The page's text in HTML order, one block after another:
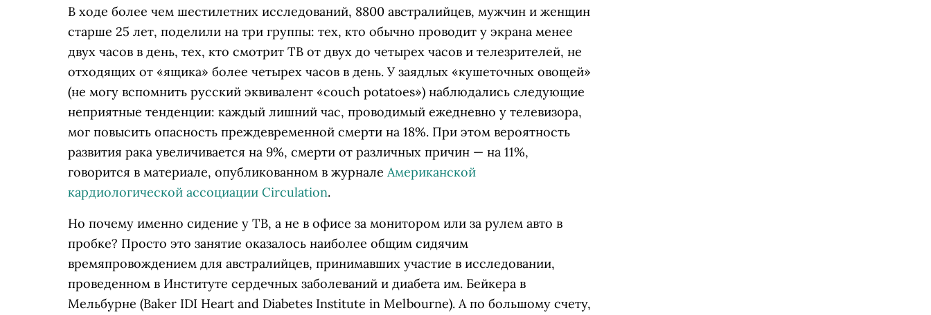
В ходе более чем шестилетних исследований, 8800 австралийцев, мужчин и женщин
старше 25 лет, поделили на три группы: тех, кто обычно проводит у экрана менее
двух часов в день, тех, кто смотрит ТВ от двух до четырех часов и телезрителей, не
отходящих от «ящика» более четырех часов в день. У заядлых «кушеточных овощей»
(не могу вспомнить русский эквивалент «couch potatoes») наблюдались следующие
неприятные тенденции: каждый лишний час, проводимый ежедневно у телевизора,
мог повысить опасность преждевременной смерти на 18%. При этом вероятность
развития рака увеличивается на 9%, смерти от различных причин — на 11%,
говорится в материале, опубликованном в журнале Американской
кардиологической ассоциации Circulation.
Но почему именно сидение у ТВ, а не в офисе за монитором или за рулем авто в
пробке? Просто это занятие оказалось наиболее общим сидячим
времяпровождением для австралийцев, принимавших участие в исследовании,
проведенном в Институте сердечных заболеваний и диабета им. Бейкера в
Мельбурне (Baker IDI Heart and Diabetes Institute in Melbourne). А по большому счету,